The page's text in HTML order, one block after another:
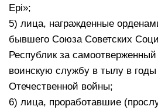
Ері»;
5) лица, награжденные
бывшего Союза Советских
Республик за
воинскую службу в тылу в годы
Отечественной войны;
6) лица, проработавшие